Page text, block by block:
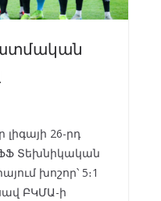
26-րդ
Տեխնիկական
խոշոր՝ 5։1
ԲԿՄԱ-ի